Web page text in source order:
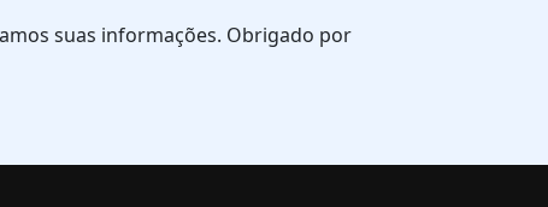
suas informações. Obrigado por